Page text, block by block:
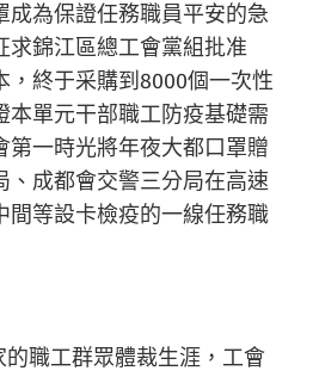
成為保證任務職員平安的急
求錦江區總工會黨組批准
，終于采購到8000個一次性
本單元干部職工防疫基礎需
第一時光將年夜大都口罩贈
、成都會交警三分局在高速
間等設卡檢疫的一線任務職
職工群眾體裁生涯，工會